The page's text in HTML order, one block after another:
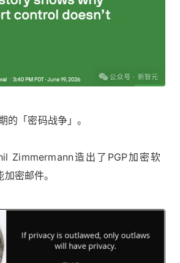
的「密码战争」。
Zimmermann造出了PGP加密软
密邮件。